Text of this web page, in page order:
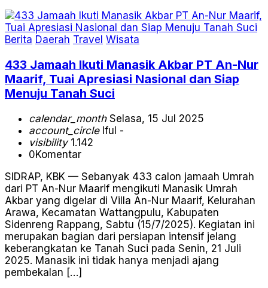
Berita Daerah Travel Wisata
433 Jamaah Ikuti Manasik Akbar PT An-Nur
Maarif, Tuai Apresiasi Nasional dan Siap
Menuju Tanah Suci
calendar_monthSelasa, 15 Jul 2025
account_circleIful -
visibility1.142
0Komentar
SIDRAP, KBK — Sebanyak 433 calon jamaah Umrah
dari PT An-Nur Maarif mengikuti Manasik Umrah
Akbar yang digelar di Villa An-Nur Maarif, Kelurahan
Arawa, Kecamatan Wattangpulu, Kabupaten
Sidenreng Rappang, Sabtu (15/7/2025). Kegiatan ini
merupakan bagian dari persiapan intensif jelang
keberangkatan ke Tanah Suci pada Senin, 21 Juli
2025. Manasik ini tidak hanya menjadi ajang
pembekalan […]